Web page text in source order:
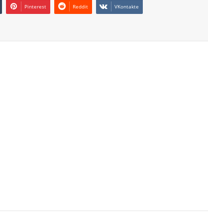
Pinterest Reddit VKontakte